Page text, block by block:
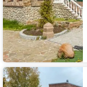
Lagom